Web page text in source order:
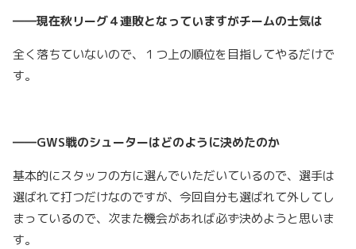
――現在秋リーグ４連敗となっていますがチームの士気は
全く落ちていないので、１つ上の順位を目指してやるだけで
す。
――GWS戦のシューターはどのように決めたのか
基本的にスタッフの方に選んでいただいているので、選手は
選ばれて打つだけなのですが、今回自分も選ばれて外してし
まっているので、次また機会があれば必ず決めようと思いま
す。